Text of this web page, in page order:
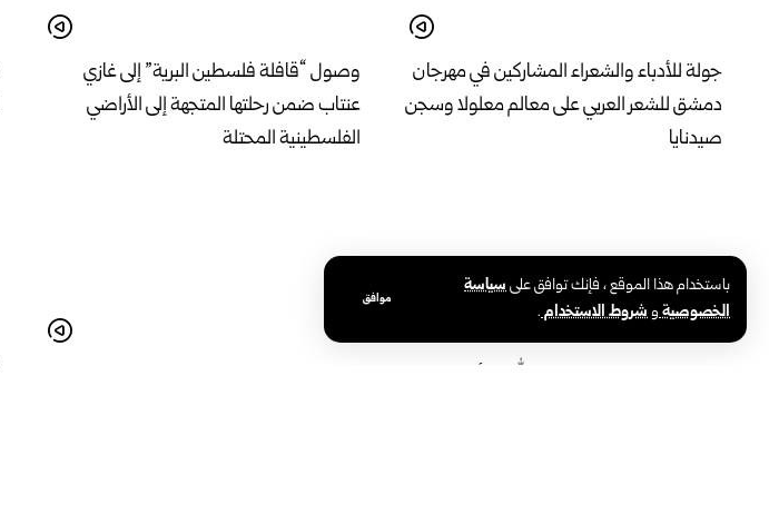
باستخدام هذا الموقع ، فإنك توافق علىسياسة
الخصوصيةوشروط الاستخدام.
موافق
جولة للأدباء والشعراء المشاركين في مهرجان
دمشق للشعر العربي على معالم معلولا وسجن
صيدنايا
وصول “قافلة فلسطين البرية” إلى غازي
عنتاب ضمن رحلتها المتجهة إلى الأراضي
الفلسطينية المحتلة